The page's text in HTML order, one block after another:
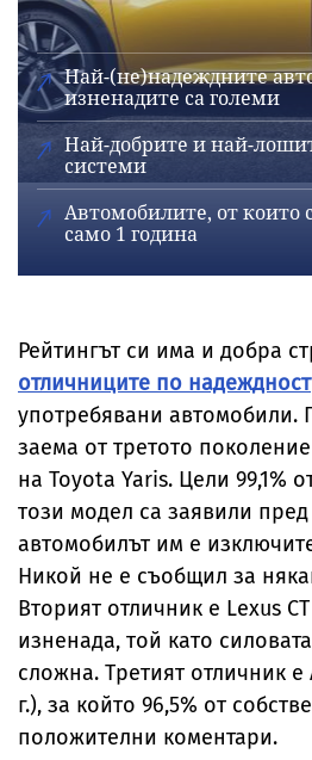
Най-(не)надеждните
изненадите са големи
Най-добрите и най-
системи
Автомобилите, от които
само 1 година
Рейтингът си има и добра
отличниците по надеждност
употребявани автомобили.
заема от третото поколение
на Toyota Yaris. Цели 99,1%
този модел са заявили
автомобилът им е
Никой не е съобщил за
Вторият отличник е Lexus
изненада, той като
сложна. Третият отличник е
г.), за който 96,5% от
положителни коментари.